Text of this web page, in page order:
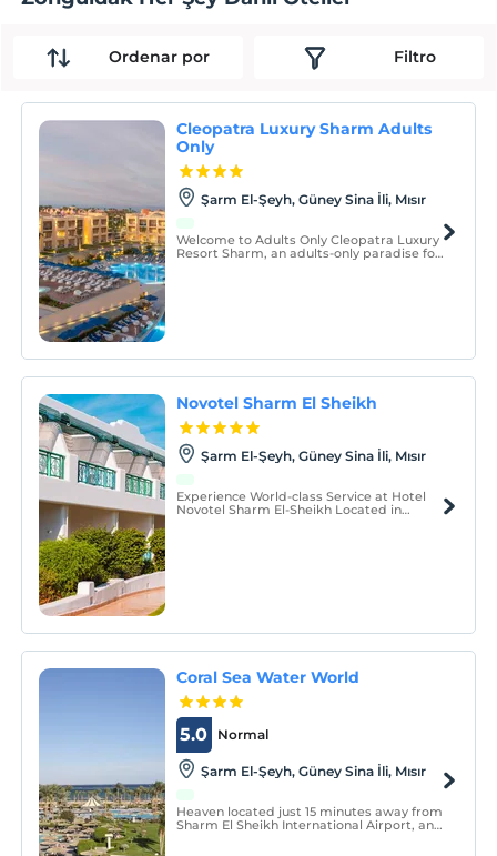
Ordenar por Filtro
Cleopatra Luxury Sharm Adults
Only
Şarm El-Şeyh, Güney Sina İli, Mısır
Welcome to Adults Only Cleopatra Luxury
Resort Sharm, an adults-only paradise for
Novotel Sharm El Sheikh
Şarm El-Şeyh, Güney Sina İli, Mısır
Experience World-class Service at Hotel
Novotel Sharm El-Sheikh Located in
Coral Sea Water World
Normal
5.0
Şarm El-Şeyh, Güney Sina İli, Mısır
Heaven located just 15 minutes away from
Sharm El Sheikh International Airport, and